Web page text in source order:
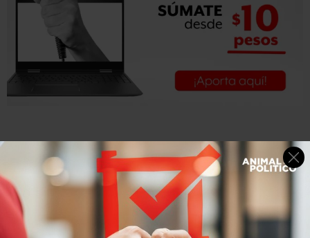
También afirmó que lasautoridades egipcias no
comenzarán a estudiar el contenido de las cajas negras
hasta que lleguen representantes de todas las partes
involucradas.Aclaró que no solo incluye representantes
de Rusia, Egipto y Airbus, sino también expertos de
Francia, Alemania e Irlanda.